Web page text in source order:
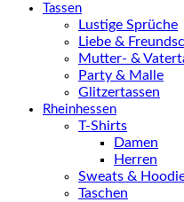
Tassen
Lustige Sprüche
Liebe &
Mutter- &
Party & Malle
Glitzertassen
Rheinhessen
T-Shirts
Damen
Herren
Sweats &
Taschen